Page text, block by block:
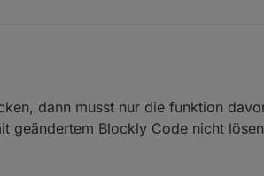
und dann nochmals alle x Einheiten
dann musst nur die funktion
geändertem Blockly Code nicht